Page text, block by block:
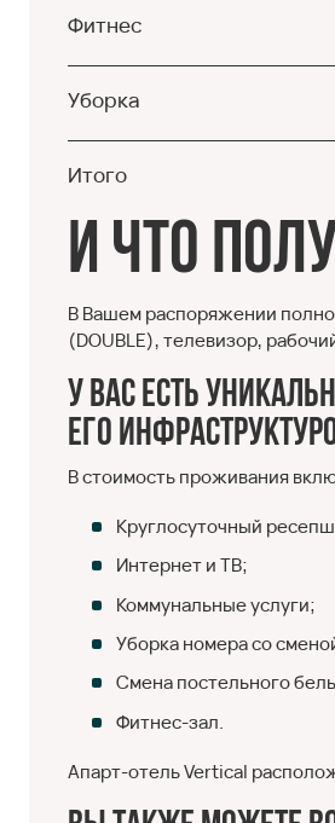
Фитнес
Уборка
Итого
И что
В Вашем распоряжении
(DOUBLE), телевизор,
У Вас есть
его
В стоимость проживания
Круглосуточный
Интернет и ТВ;
Коммунальные услуги;
Уборка номера со
Смена постельного
Фитнес-зал.
Апарт-отель Vertical